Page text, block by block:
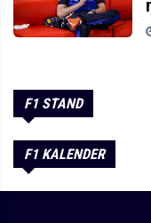
F1 STAND
F1 KALENDER